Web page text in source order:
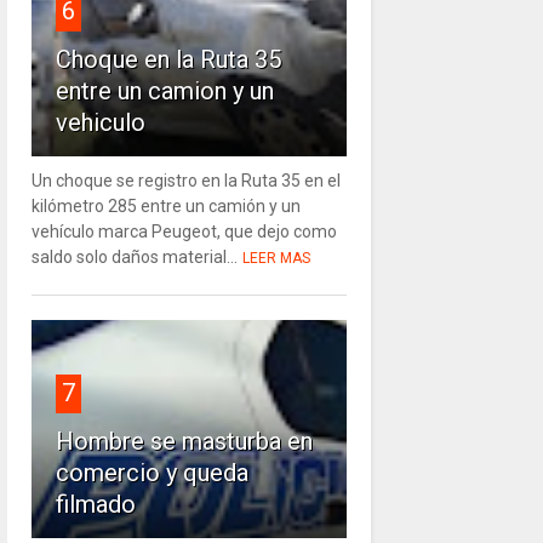
6
Choque en la Ruta 35
entre un camion y un
vehiculo
Un choque se registro en la Ruta 35 en el
kilómetro 285 entre un camión y un
vehículo marca Peugeot, que dejo como
saldo solo daños material... LEER MAS
7
Hombre se masturba en
comercio y queda
filmado